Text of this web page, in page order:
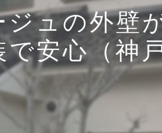
カバー
塗り替え
雨漏り
戸建て
ュの外壁
安心（神